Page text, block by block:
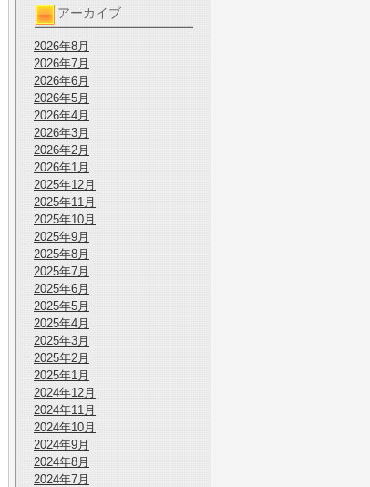
アーカイブ
2026年8月
2026年7月
2026年6月
2026年5月
2026年4月
2026年3月
2026年2月
2026年1月
2025年12月
2025年11月
2025年10月
2025年9月
2025年8月
2025年7月
2025年6月
2025年5月
2025年4月
2025年3月
2025年2月
2025年1月
2024年12月
2024年11月
2024年10月
2024年9月
2024年8月
2024年7月